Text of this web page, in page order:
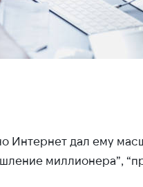
Интернет дал ему
миллионера”,